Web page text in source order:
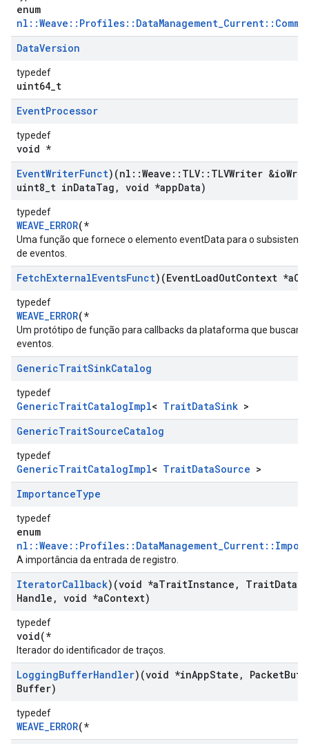
enum
DataVersion
typedef
uint64_t
EventProcessor
typedef
void *
EventWriterFunct)(nl ::Weave :: TLV:: TLVWriter &io
uint8 t inDataTag , void *appData)
typedef
WEAVE_ERROR(*
Uma função que fornece o elemento eventData para o
de eventos.
FetchExternalEventsFunct)(EventLoadOutContext *a
typedef
WEAVE_ERROR(*
Um protótipo de função para callbacks da plataforma que buscam
eventos.
GenericTraitSinkCatalog
typedef
GenericTraitCatalogImpl< TraitDataSink >
GenericTraitSourceCatalog
typedef
GenericTraitCatalogImpl< TraitDataSource >
ImportanceType
typedef
enum
A importância da entrada de registro.
IteratorCallback)(void *aTraitInstance , TraitData
Handle , void *aContext)
typedef
void(*
Iterador do identificador de traços.
LoggingBufferHandler)(void *inAppState , Packet
Buffer)
typedef
WEAVE_ERROR(*